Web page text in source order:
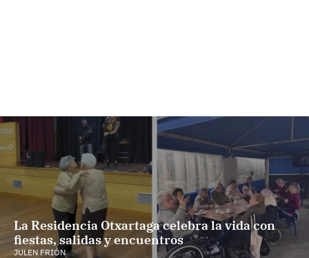
La Residencia Otxartaga celebra la vida con
fiestas, salidas y encuentros
JULEN FRIÓN